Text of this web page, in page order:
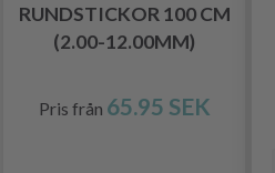
RUNDSTICKOR 100 CM
(2.00-12.00MM)
Pris från 65.95 SEK